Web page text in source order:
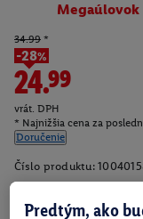
Megaúlovok
34.99 *
-28%
24.99
vrát. DPH
* Najnižšia cena za
Doručenie
Číslo produktu:
Predtým, ako